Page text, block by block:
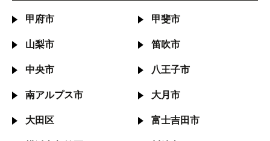
甲府市 甲斐市
山梨市 笛吹市
中央市 八王子市
南アルプス市 大月市
大田区 富士吉田市